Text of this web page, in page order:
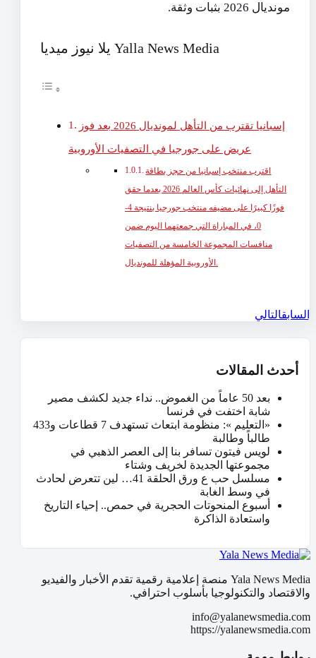
مونديال 2026 بثبات وثقة.
يلا نيوز ميديا Yalla News Media
إسبانيا تقترب من التأهل لمونديال 2026 بعد فوز
عريض على جورجيا في التصفيات الأوروبية
اقترب منتخب إسبانيا من حجز بطاقة
التأهل إلى نهائيات كأس العالم 2026 بعدما حقق
فوزًا كبيرًا على مضيفه منتخب جورجيا بنتيجة 4-
0، في المباراة التي جمعتهما اليوم ضمن
منافسات المجموعة الخامسة من التصفيات
السابقالتالي
أحدث المقالات
بعد 50 عاماً من الغموض.. نداء جديد لكشف مصير
شابة اختفت في فرنسا
«التعليم »: منظومة ابتعاث تستهدف 7 قطاعات و433
طالباً وطالبة
لويس فيتون تسافر بنا إلى العصر الذهبي في
مجموعتها الجديدة لخريف وشتاء
مسلسل حب ع ورق الحلقة 41… لين تتعرض لحادث
في وسط الغابة
أسبوع المنحوتات الحجرية في حمص.. إحياء التاريخ
واستعادة الذاكرة
Yala News Media منصة إعلامية رقمية تقدم الأخبار والفيديو
والاقتصاد والتكنولوجيا بأسلوب احترافي.
info@yalanewsmedia.com
https://yalanewsmedia.com